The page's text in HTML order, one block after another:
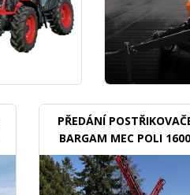
PŘEDÁNÍ
BARGAM MEC POLI 1600
BDX